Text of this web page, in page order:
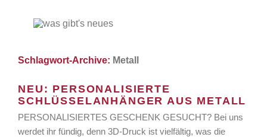
Schlagwort-Archive: Metall
NEU: PERSONALISIERTE
SCHLÜSSELANHÄNGER AUS METALL
PERSONALISIERTES GESCHENK GESUCHT? Bei uns
werdet ihr fündig, denn 3D-Druck ist vielfältig, was die